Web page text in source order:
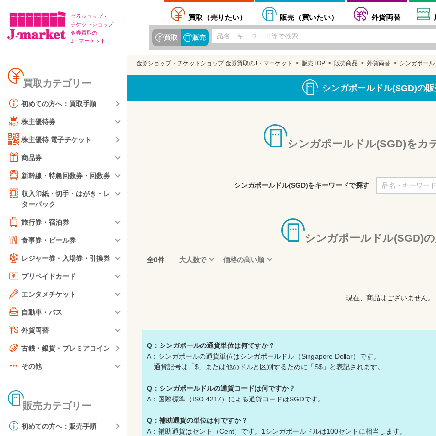
金券ショップ・
チケットショップ
金券買取の
J・マーケット
買取（売りたい） 販売（買いたい） 外貨両替
買取 販売
買取カテゴリー
初めての方へ：買取手順
株主優待券
株主優待 電子チケット
商品券
新幹線・特急回数券・回数券
収入印紙・切手・はがき・レ
ターパック
旅行券・宿泊券
食事券・ビール券
レジャー券・入場券・引換券
プリペイドカード
エンタメチケット
自動車・バス
外貨両替
古銭・銀貨・プレミアコイン
その他
販売カテゴリー
初めての方へ：販売手順
金券ショップ・チケットショップ 金券買取のJ・マーケット 販売TOP 販売商品 外貨両替 シンガポー
シンガポールドル(SGD)の
シンガポールドル(SGD)をカ
シンガポールドル(SGD)をキーワードで探す
シンガポールドル(SGD)
全0件 大人数で 価格の高い順
現在、商品はございません。
Q：シンガポールの通貨単位は何ですか？
A：シンガポールの通貨単位はシンガポールドル（Singapore Dollar）です。
通貨記号は「$」または他のドルと区別するために「S$」と表記されます。
Q：シンガポールドルの通貨コードは何ですか？
A：国際標準（ISO 4217）による通貨コードはSGDです。
Q：補助通貨の単位は何ですか？
A：補助通貨はセント（Cent）です。1シンガポールドルは100セントに相当します。